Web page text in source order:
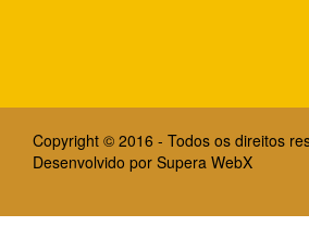
Copyright © 2016 - Todos os direitos
Desenvolvido por Supera WebX